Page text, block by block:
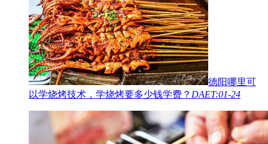
德阳哪里可
以学烧烤技术，学烧烤要多少钱学费？ DAET:01-24